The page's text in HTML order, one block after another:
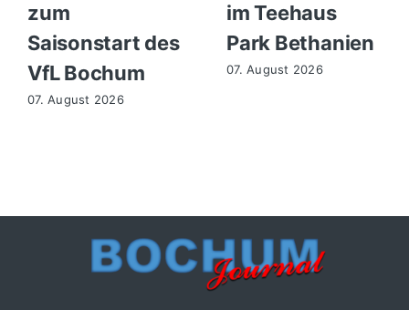
zum
Saisonstart des
VfL Bochum
07. August 2026
im Teehaus
Park Bethanien
07. August 2026